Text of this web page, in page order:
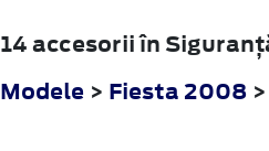
14 accesorii în
Modele > Fiesta 2008 >